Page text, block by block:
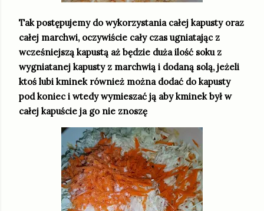
Tak postępujemy do wykorzystania całej kapusty oraz
całej marchwi, oczywiście cały czas ugniatając z
wcześniejszą kapustą aż będzie duża ilość soku z
wygniatanej kapusty z marchwią i dodaną solą, jeżeli
ktoś lubi kminek również można dodać do kapusty
pod koniec i wtedy wymieszać ją aby kminek był w
całej kapuście ja go nie znoszę